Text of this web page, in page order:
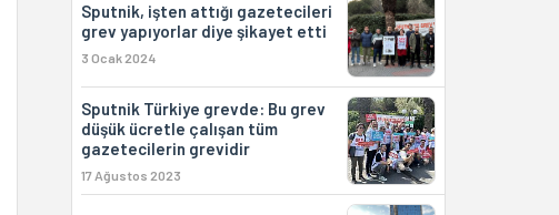
Sputnik, işten attığı gazetecileri
grev yapıyorlar diye şikayet etti
3 Ocak 2024
Sputnik Türkiye grevde: Bu grev
düşük ücretle çalışan tüm
gazetecilerin grevidir
17 Ağustos 2023